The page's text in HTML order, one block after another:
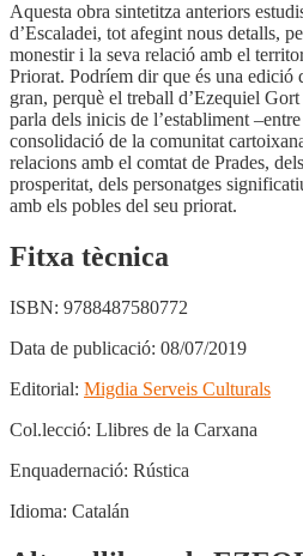
Aquesta obra sintetitza anteriors
d’Escaladei, tot afegint nous detalls,
monestir i la seva relació amb el
Priorat. Podríem dir que és una edició
gran, perquè el treball d’Ezequiel
parla dels inicis de l’establiment
consolidació de la comunitat
relacions amb el comtat de Prades,
prosperitat, dels personatges
amb els pobles del seu priorat.
Fitxa tècnica
ISBN: 9788487580772
Data de publicació: 08/07/2019
Editorial: Migdia Serveis Culturals
Col.lecció: Llibres de la Carxana
Enquadernació: Rústica
Idioma: Catalán